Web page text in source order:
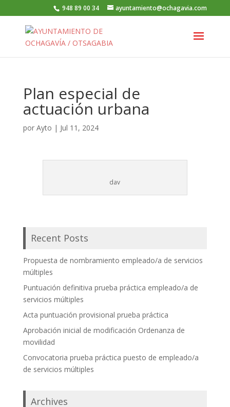
948 89 00 34 ayuntamiento@ochagavia.com
Plan especial de
actuación urbana
por Ayto | Jul 11, 2024
dav
Recent Posts
Propuesta de nombramiento empleado/a de servicios
múltiples
Puntuación definitiva prueba práctica empleado/a de
servicios múltiples
Acta puntuación provisional prueba práctica
Aprobación inicial de modificación Ordenanza de
movilidad
Convocatoria prueba práctica puesto de empleado/a
de servicios múltiples
Archives